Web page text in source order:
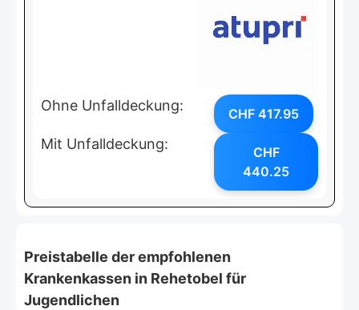
Ohne Unfalldeckung: CHF 417.95
Mit Unfalldeckung:
CHF
440.25
Preistabelle der empfohlenen
Krankenkassen in Rehetobel für
Jugendlichen